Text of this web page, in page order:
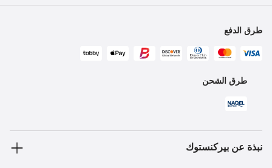
طرق الدفع
طرق الشحن
نبذة عن بيركنستوك